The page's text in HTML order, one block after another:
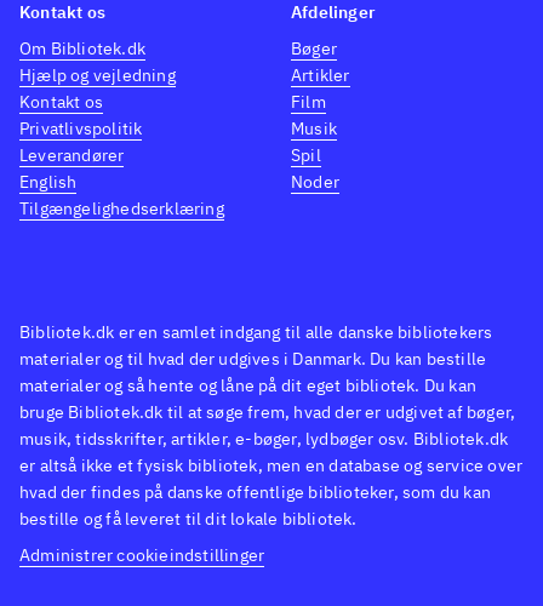
Bibliotek.dk er en samlet indgang til alle danske bibliotekers
materialer og til hvad der udgives i Danmark. Du kan bestille
materialer og så hente og låne på dit eget bibliotek. Du kan
bruge Bibliotek.dk til at søge frem, hvad der er udgivet af bøger,
musik, tidsskrifter, artikler, e-bøger, lydbøger osv. Bibliotek.dk
er altså ikke et fysisk bibliotek, men en database og service over
hvad der findes på danske offentlige biblioteker, som du kan
bestille og få leveret til dit lokale bibliotek.
Administrer cookieindstillinger
Kontakt os
Om Bibliotek.dk
Hjælp og vejledning
Kontakt os
Privatlivspolitik
Leverandører
English
Tilgængelighedserklæring
Afdelinger
Bøger
Artikler
Film
Musik
Spil
Noder